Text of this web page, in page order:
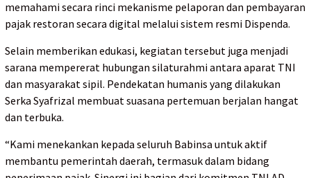
memahami secara rinci mekanisme pelaporan dan pembayaran
pajak restoran secara digital melalui sistem resmi Dispenda.
Selain memberikan edukasi, kegiatan tersebut juga menjadi
sarana mempererat hubungan silaturahmi antara aparat TNI
dan masyarakat sipil. Pendekatan humanis yang dilakukan
Serka Syafrizal membuat suasana pertemuan berjalan hangat
dan terbuka.
“Kami menekankan kepada seluruh Babinsa untuk aktif
membantu pemerintah daerah, termasuk dalam bidang